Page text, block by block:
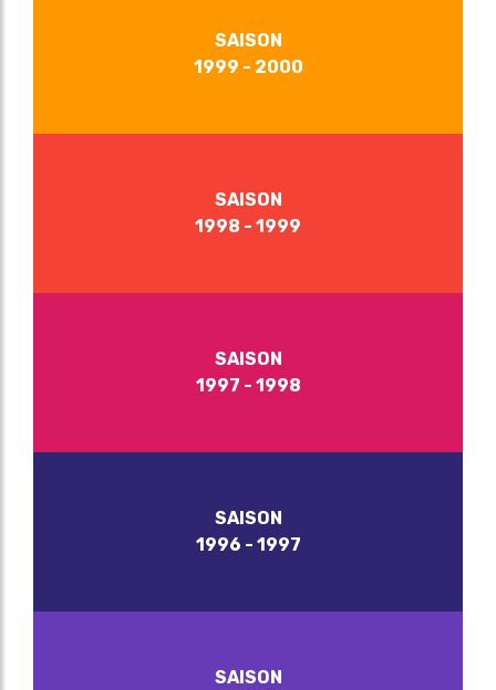
SAISON
1999 - 2000
SAISON
1998 - 1999
SAISON
1997 - 1998
SAISON
1996 - 1997
SAISON